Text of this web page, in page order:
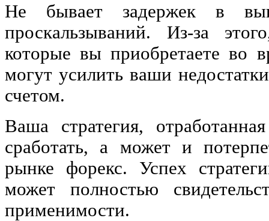
Не бывает задержек в
проскальзываний. Из-за
которые вы приобретаете во
могут усилить ваши
счетом.
Ваша стратегия,
сработать, а может и
рынке форекс. Успех
может полностью
применимости.